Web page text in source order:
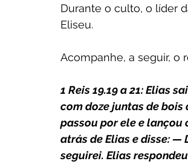
Durante o culto, o líder
Eliseu.
Acompanhe, a seguir, o
1 Reis 19.19 a 21: Elias
com doze juntas de
passou por ele e lançou
atrás de Elias e disse: —
seguirei. Elias